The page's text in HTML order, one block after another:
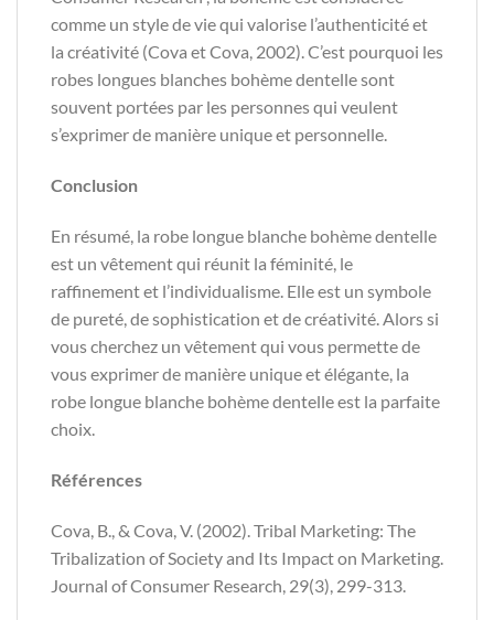
comme un style de vie qui valorise l’authenticité et
la créativité (Cova et Cova, 2002). C’est pourquoi les
robes longues blanches bohème dentelle sont
souvent portées par les personnes qui veulent
s’exprimer de manière unique et personnelle.
Conclusion
En résumé, la robe longue blanche bohème dentelle
est un vêtement qui réunit la féminité, le
raffinement et l’individualisme. Elle est un symbole
de pureté, de sophistication et de créativité. Alors si
vous cherchez un vêtement qui vous permette de
vous exprimer de manière unique et élégante, la
robe longue blanche bohème dentelle est la parfaite
choix.
Références
Cova, B., & Cova, V. (2002). Tribal Marketing: The
Tribalization of Society and Its Impact on Marketing.
Journal of Consumer Research, 29(3), 299-313.